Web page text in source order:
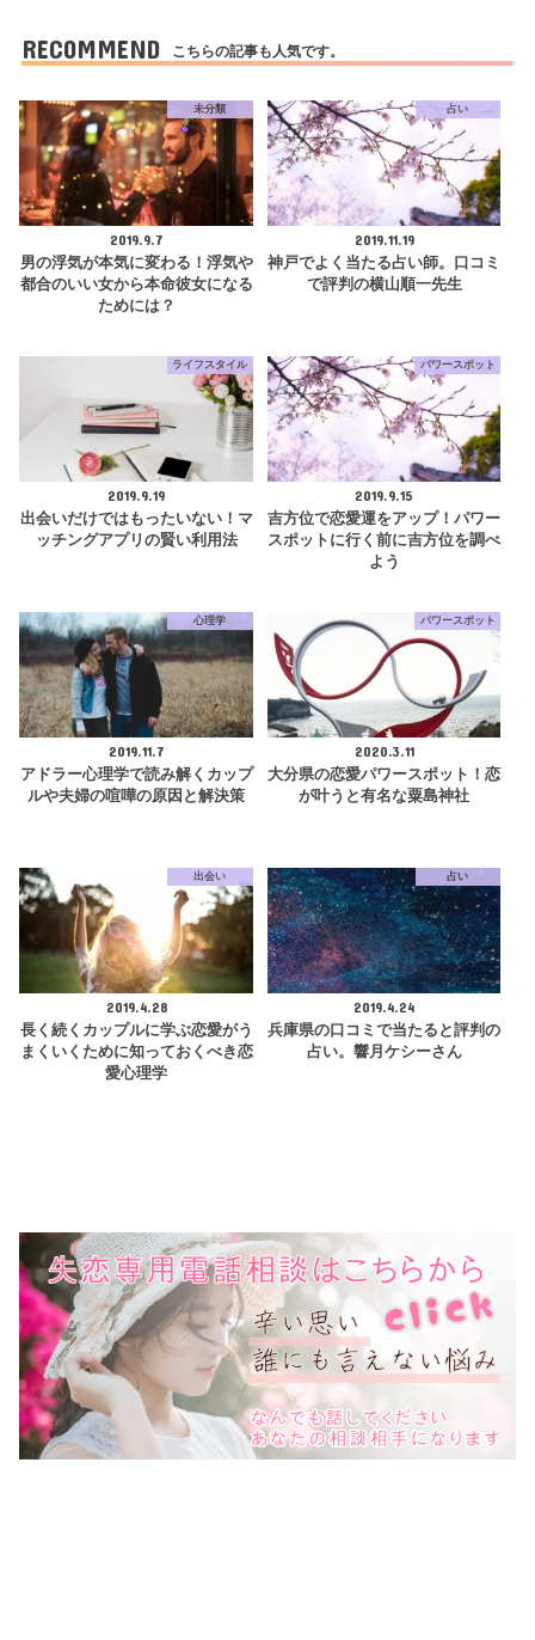
RECOMMEND こちらの記事も人気です。
未分類
2019.9.7
男の浮気が本気に変わる！浮気や
都合のいい女から本命彼女になる
ためには？
占い
2019.11.19
神戸でよく当たる占い師。口コミ
で評判の横山順一先生
ライフスタイル
2019.9.19
出会いだけではもったいない！マ
ッチングアプリの賢い利用法
パワースポット
2019.9.15
吉方位で恋愛運をアップ！パワー
スポットに行く前に吉方位を調べ
よう
心理学
2019.11.7
アドラー心理学で読み解くカップ
ルや夫婦の喧嘩の原因と解決策
パワースポット
2020.3.11
大分県の恋愛パワースポット！恋
が叶うと有名な粟島神社
出会い
2019.4.28
長く続くカップルに学ぶ恋愛がう
まくいくために知っておくべき恋
愛心理学
占い
2019.4.24
兵庫県の口コミで当たると評判の
占い。響月ケシーさん